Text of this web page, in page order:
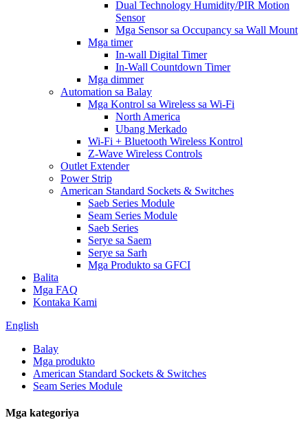
Dual Technology Humidity/PIR Motion
Sensor
Mga Sensor sa Occupancy sa Wall Mount
Mga timer
In-wall Digital Timer
In-Wall Countdown Timer
Mga dimmer
Automation sa Balay
Mga Kontrol sa Wireless sa Wi-Fi
North America
Ubang Merkado
Wi-Fi + Bluetooth Wireless Kontrol
Z-Wave Wireless Controls
Outlet Extender
Power Strip
American Standard Sockets & Switches
Saeb Series Module
Seam Series Module
Saeb Series
Serye sa Saem
Serye sa Sarh
Mga Produkto sa GFCI
Balita
Mga FAQ
Kontaka Kami
English
Balay
Mga produkto
American Standard Sockets & Switches
Seam Series Module
Mga kategoriya